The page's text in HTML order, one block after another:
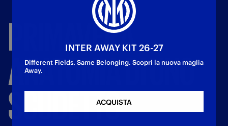
PRIMAVERA,
ANATOMIADIUNO
SCUDETTO
INTER AWAY KIT 26-27
Different Fields. Same Belonging. Scopri la nuova maglia
Away.
ACQUISTA